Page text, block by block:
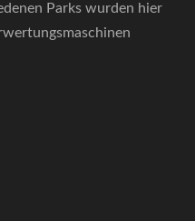
Parks wurden hier